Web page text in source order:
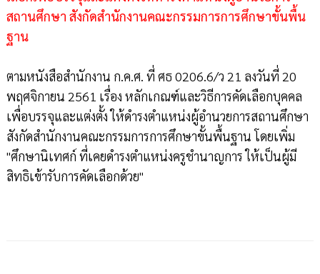
สถานศึกษา สังกัดสำนักงานคณะกรรมการการศึกษาขั้นพื้น
ฐาน
ตามหนังสือสำนักงาน ก.ค.ศ. ที่ ศธ 0206.6/ว 21 ลงวันที่ 20
พฤศจิกายน 2561 เรื่อง หลักเกณฑ์และวิธีการคัดเลือกบุคคล
เพื่อบรรจุและแต่งตั้ง ให้ดำรงตำแหน่งผู้อำนวยการสถานศึกษา
สังกัดสำนักงานคณะกรรมการการศึกษาขั้นพื้นฐาน โดยเพิ่ม
"ศึกษานิเทศก์ ที่เคยดำรงตำแหน่งครูชำนาญการ ให้เป็นผู้มี
สิทธิเข้ารับการคัดเลือกด้วย"